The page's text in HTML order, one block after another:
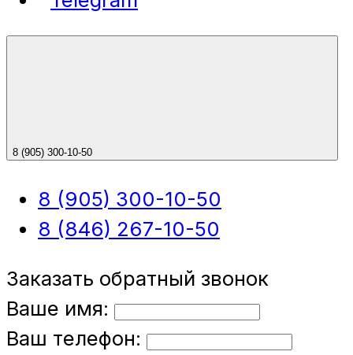
8 (905) 300-10-50
8 (905) 300-10-50
8 (846) 267-10-50
Заказать обратный звонок
Ваше имя:
Ваш телефон: